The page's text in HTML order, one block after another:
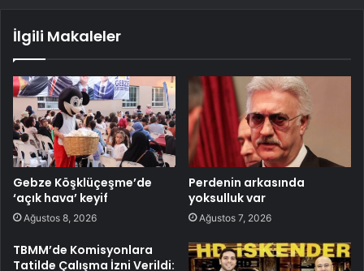
İlgili Makaleler
Gebze Köşklüçeşme’de
‘açık hava’ keyif
Ağustos 8, 2026
Perdenin arkasında
yoksulluk var
Ağustos 7, 2026
TBMM’de Komisyonlara
Tatilde Çalışma İzni Verildi: